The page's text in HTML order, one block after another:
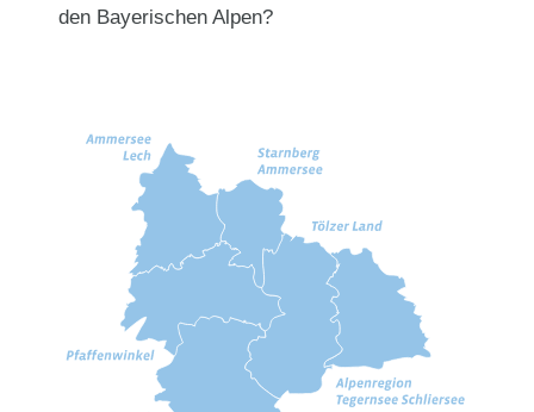
den Bayerischen Alpen?